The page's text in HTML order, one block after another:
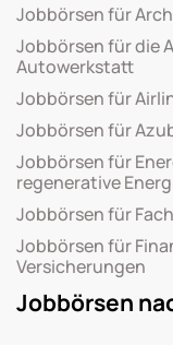
Jobbörsen für
Jobbörsen für die
Autowerkstatt
Jobbörsen für
Jobbörsen für
Jobbörsen für
regenerative
Jobbörsen für
Jobbörsen für
Versicherungen
Jobbörsen